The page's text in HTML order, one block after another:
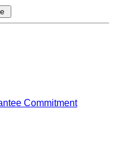
Commitment